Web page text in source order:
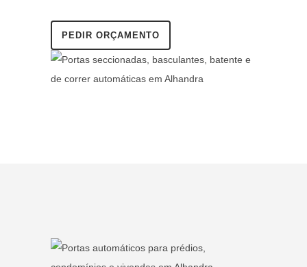
PEDIR ORÇAMENTO